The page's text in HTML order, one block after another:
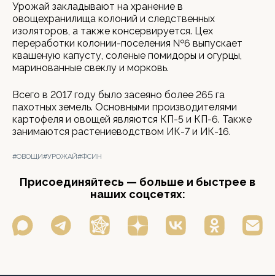
Урожай закладывают на хранение в
овощехранилища колоний и следственных
изоляторов, а также консервируется. Цех
переработки колонии-поселения №6 выпускает
квашеную капусту, соленые помидоры и огурцы,
маринованные свеклу и морковь.
Всего в 2017 году было засеяно более 265 га
пахотных земель. Основными производителями
картофеля и овощей являются КП-5 и КП-6. Также
занимаются растениеводством ИК-7 и ИК-16.
#ОВОЩИ#УРОЖАЙ#ФСИН
Присоединяйтесь — больше и быстрее в
наших соцсетях: